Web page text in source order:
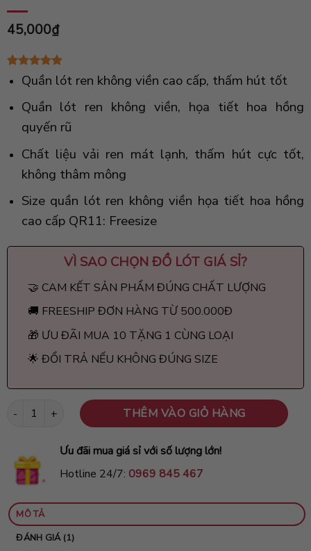
45,000₫
5.00trên 5
dựa trên
đánh giá
Quần lót ren không viền cao cấp, thấm hút tốt
Quần lót ren không viền, họa tiết hoa hồng
quyến rũ
Chất liệu vải ren mát lạnh, thấm hút cực tốt,
không thâm mông
Size quần lót ren không viền họa tiết hoa hồng
cao cấp QR11: Freesize
VÌ SAO CHỌN ĐỒ LÓT GIÁ SỈ?
🤝 CAM KẾT SẢN PHẨM ĐÚNG CHẤT LƯỢNG
🚚 FREESHIP ĐƠN HÀNG TỪ 500.000Đ
🎁 ƯU ĐÃI MUA 10 TẶNG 1 CÙNG LOẠI
🌟 ĐỔI TRẢ NẾU KHÔNG ĐÚNG SIZE
Quần lót ren không viền họa tiết hoa hồng cao cấp QR11 số lượng
THÊM VÀO GIỎ HÀNG
Ưu đãi mua giá sỉ với số lượng lớn!
Hotline 24/7: 0969 845 467
MÔ TẢ
ĐÁNH GIÁ (1)